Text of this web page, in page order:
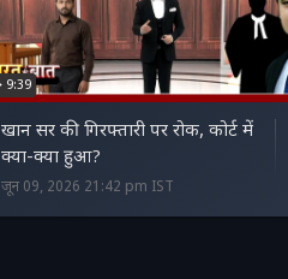
9:39
खान सर की गिरफ्तारी पर रोक, कोर्ट में
क्या-क्या हुआ?
जून 09, 2026 21:42 pm IST